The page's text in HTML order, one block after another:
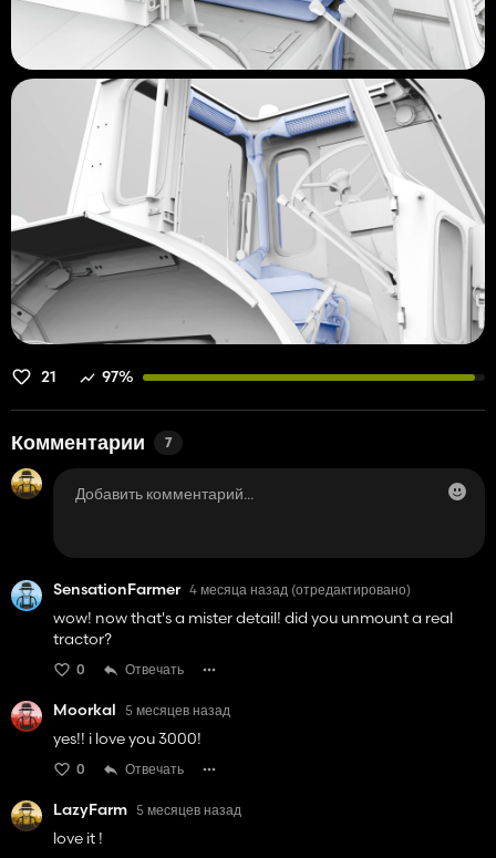
21 97%
Комментарии 7
SensationFarmer 4 месяца назад (отредактировано)
wow! now that's a mister detail! did you unmount a real
tractor?
0 Отвечать
Moorkal 5 месяцев назад
yes!! i love you 3000!
0 Отвечать
LazyFarm 5 месяцев назад
love it !